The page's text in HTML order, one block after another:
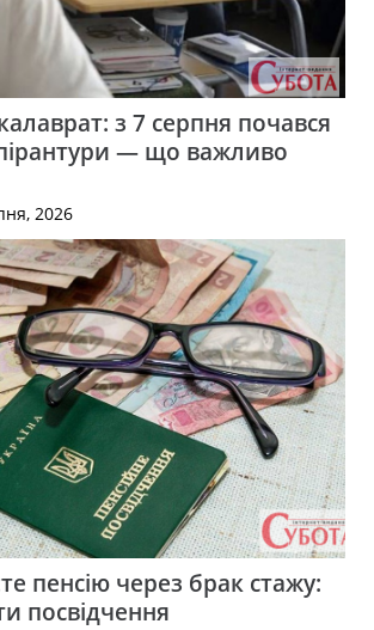
з 7 серпня почався
— що важливо
2026
пенсію через брак стажу:
посвідчення